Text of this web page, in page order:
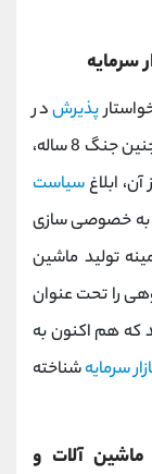
سرمایه
پذیرشدر
این بازار شدند و با وقوع انقلاب اسلامی و همچنین جنگ 8 ساله،
ابلاغسیاست
ملزم به خصوصی سازی
تولید ماشین
را تحت عنوان
که هم اکنون به
سرمایهشناخته
آلات و